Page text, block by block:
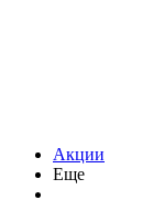
Акции
Еще